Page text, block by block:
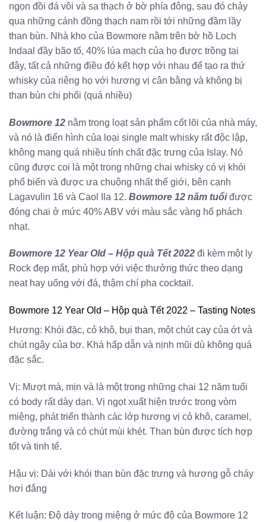
ngọn đồi đá vôi và sa thạch ở bờ phía đông, sau đó chảy
qua những cánh đồng thạch nam rồi tới những đầm lầy
than bùn. Nhà kho của Bowmore nằm trên bờ hồ Loch
Indaal đầy bão tố, 40% lúa mạch của họ được trồng tại
đây, tất cả những điều đó kết hợp với nhau để tạo ra thứ
whisky của riêng họ với hương vị cân bằng và không bị
than bùn chi phối (quá nhiều)
Bowmore 12 nằm trong loạt sản phẩm cốt lõi của nhà máy,
và nó là điển hình của loại single malt whisky rất độc lập,
không mang quá nhiều tính chất đặc trưng của Islay. Nó
cũng được coi là một trong những chai whisky có vị khói
phổ biến và được ưa chuộng nhất thế giới, bên cạnh
Lagavulin 16 và Caol Ila 12. Bowmore 12 năm tuổiđược
đóng chai ở mức 40% ABV với màu sắc vàng hổ phách
nhạt.
Bowmore 12 Year Old – Hộp quà Tết 2022 đi kèm một ly
Rock đẹp mắt, phù hợp với việc thưởng thức theo dạng
neat hay uống với đá, thậm chí pha cocktail.
Bowmore 12 Year Old – Hộp quà Tết 2022 – Tasting Notes
Hương: Khói đặc, cỏ khô, bụi than, một chút cay của ớt và
chút ngậy của bơ. Khá hấp dẫn và nịnh mũi dù không quá
đặc sắc.
Vị: Mượt mà, mịn và là một trong những chai 12 năm tuổi
có body rất dày dạn. Vị ngọt xuất hiện trước trong vòm
miệng, phát triển thành các lớp hương vị cỏ khô, caramel,
đường trắng và có chút mùi khét. Than bùn được tích hợp
tốt và tinh tế.
Hậu vị: Dài với khói than bùn đặc trưng và hương gỗ cháy
hơi đắng
Kết luận: Độ dày trong miệng ở mức độ của Bowmore 12